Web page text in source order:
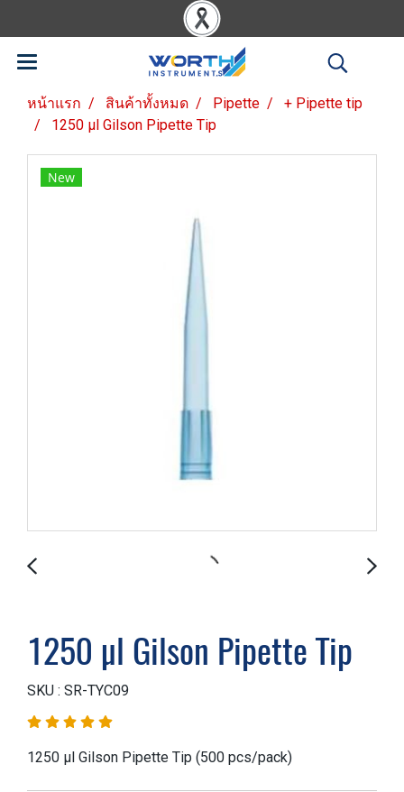
หน้าแรก สินค้าทั้งหมด Pipette
+ Pipette tip
1250 µl Gilson Pipette Tip
New
1250 µl Gilson Pipette Tip
SKU : SR-TYC09
1250 µl Gilson Pipette Tip (500 pcs/pack)